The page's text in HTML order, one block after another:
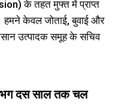
के तहत मुफ्त में प्राप्त
केवल जोताई, बुवाई और
उत्पादक समूह के सचिव
दस साल तक चल